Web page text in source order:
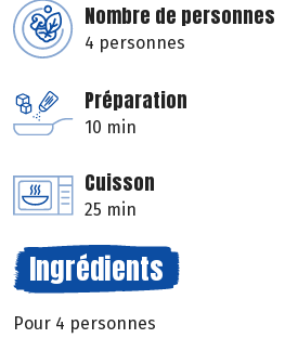
Nombre de personnes
4 personnes
Préparation
10 min
Cuisson
25 min
Ingrédients
Pour 4 personnes